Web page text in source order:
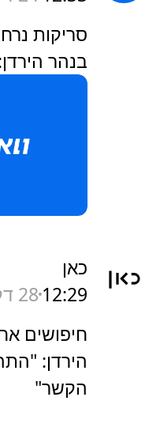
סריקות
בנהר
כאן
12:29 28 דקות
חיפושים
הירדן:
הקשר"